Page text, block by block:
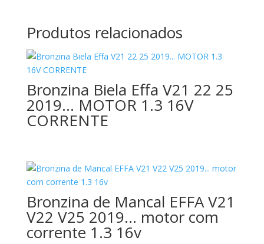
Produtos relacionados
Bronzina Biela Effa V21 22 25
2019… MOTOR 1.3 16V
CORRENTE
Bronzina de Mancal EFFA V21
V22 V25 2019… motor com
corrente 1.3 16v